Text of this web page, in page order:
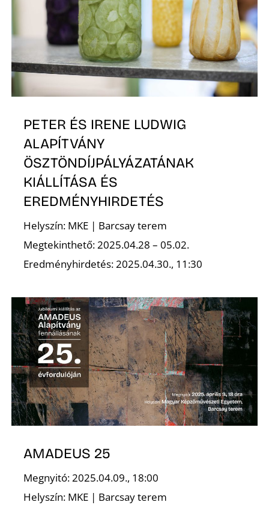
PETER ÉS IRENE LUDWIG
ALAPÍTVÁNY
ÖSZTÖNDÍJPÁLYÁZATÁNAK
KIÁLLÍTÁSA ÉS
EREDMÉNYHIRDETÉS
Helyszín: MKE | Barcsay terem
Megtekinthető: 2025.04.28 – 05.02.
Eredményhirdetés: 2025.04.30., 11:30
AMADEUS 25
Megnyitó: 2025.04.09., 18:00
Helyszín: MKE | Barcsay terem